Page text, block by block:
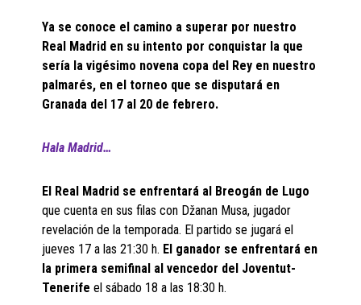
Ya se conoce el camino a superar por nuestro
Real Madrid en su intento por conquistar la que
sería la vigésimo novena copa del Rey en nuestro
palmarés, en el torneo que se disputará en
Granada del 17 al 20 de febrero.
Hala Madrid…
El Real Madrid se enfrentará al Breogán de Lugo
que cuenta en sus filas con Džanan Musa, jugador
revelación de la temporada. El partido se jugará el
jueves 17 a las 21:30 h. El ganador se enfrentará en
la primera semifinal al vencedor del Joventut-
Tenerife el sábado 18 a las 18:30 h.